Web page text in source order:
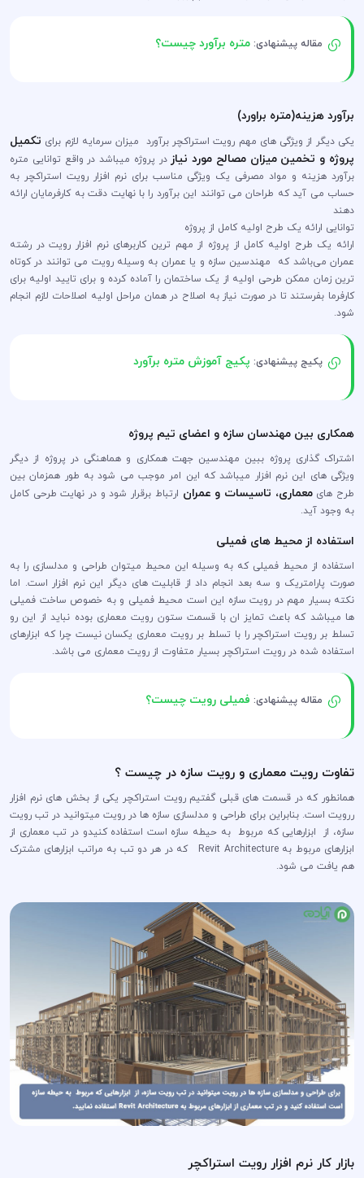
مقاله پیشنهادی:متره برآورد چیست؟
برآورد هزینه(متره براورد)
یکی دیگر از ویژگی های مهم رویت استراکچر برآورد میزان سرمایه لازم برای تکمیل
پروژه و تخمین میزان مصالح مورد نیاز
در پروژه می‎باشد در واقع توانایی متره
برآورد هزینه و مواد مصرفی یک ویژگی مناسب برای نرم افزار رویت استراکچر به
حساب می آید که طراحان می توانند این برآورد را با نهایت دقت به کارفرمایان ارائه
دهند
توانایی ارائه یک طرح اولیه کامل از پروژه
ارائه یک طرح اولیه کامل از پروژه از مهم ترین کاربرهای نرم افزار رویت در رشته
عمران می‌باشد که مهندسین سازه و یا عمران به وسیله رویت می توانند در کوتاه
ترین زمان ممکن طرحی اولیه از یک ساختمان را آماده کرده و برای تایید اولیه برای
کارفرما بفرستند تا در صورت نیاز به اصلاح در همان مراحل اولیه اصلاحات لازم انجام
شود.
پکیج پیشنهادی: پکیج آموزش متره برآورد
همکاری بین مهندسان سازه و اعضای تیم پروژه
اشتراک گذاری پروژه ببین مهندسین جهت همکاری و هماهنگی در پروژه از دیگر
ویژگی های این نرم افزار میباشد که این امر موجب می شود به طور همزمان بین
طرح هایمعماری، تاسیسات و عمران ارتباط برقرار شود و در نهایت طرحی کامل
به وجود آید.
استفاده از محیط های فمیلی
استفاده از محیط فمیلی که به وسیله این محیط میتوان طراحی و مدلسازی را به
صورت پارامتریک و سه بعد انجام داد از قابلیت های دیگر این نرم افزار است. اما
نکته بسیار مهم در رویت سازه این است محیط فمیلی و به خصوص ساخت فمیلی
ها میباشد که باعث تمایز ان با قسمت ستون رویت معماری بوده نباید از این رو
تسلط بر رویت استراکچر را با تسلط بر رویت معماری یکسان نیست چرا که ابزارهای
استفاده شده در رویت استراکچر بسیار متفاوت از رویت معماری می باشد.
مقاله پیشنهادی: فمیلی رویت چیست؟
تفاوت رویت معماری و رویت سازه در چیست ؟
همانطور که در قسمت های قبلی گفتیم رویت استراکچر یکی از بخش های نرم افزار
ررویت است. بنابراین برای طراحی و مدلسازی سازه ها در رویت میتوانید در تب رویت
سازه، از ابزارهایی که مربوط به حیطه سازه است استفاده کنیدو در تب معماری از
ابزارهای مربوط به Revit Architecture که در هر دو تب به مراتب ابزارهای مشترک
هم یافت می شود.
بازار کار نرم افزار رویت استراکچر